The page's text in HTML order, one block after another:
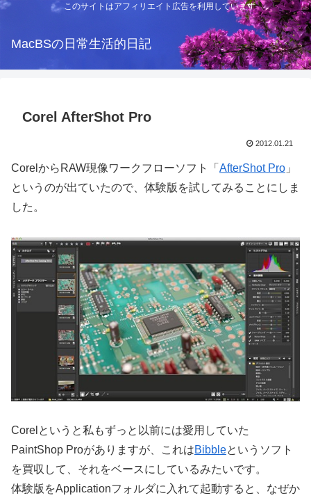
このサイトはアフィリエイト広告を利用しています
MacBSの日常生活的日記
Corel AfterShot Pro
2012.01.21
CorelからRAW現像ワークフローソフト「 AfterShot Pro 」
というのが出ていたので、体験版を試してみることにしま
した。
Corelというと私もずっと以前には愛用していた
PaintShop Proがありますが、これはBibbleというソフト
を買収して、それをベースにしているみたいです。
体験版をApplicationフォルダに入れて起動すると、なぜか